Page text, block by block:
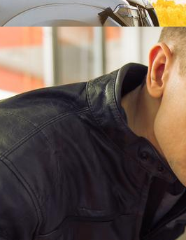
nuttig of verplicht?
of wilt u een voertuig huren in
na of u...